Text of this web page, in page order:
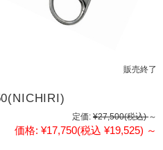
販売終了
定価: ¥27,500(税込) ～
価格: ¥17,750(税込 ¥19,525) ～